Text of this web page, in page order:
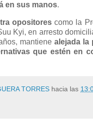
en sus manos.
opositorescomo la
Kyi, en arresto
mantiene alejada la
que estén en
TORRES hacia las